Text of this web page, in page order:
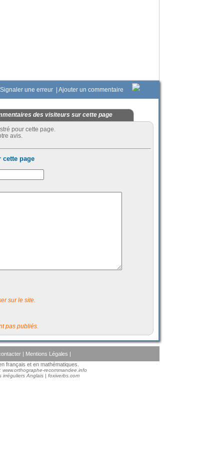
Signaler une erreur Ajouter un commentaire
des visiteurs sur cette page
pour cette page.
avis.
page
sur le site.
pas publiés.
| Mentions Légales |
français et en mathématiques.
www.orthographe-recommandee.info
irréguliers Anglais | foxiverbs.com